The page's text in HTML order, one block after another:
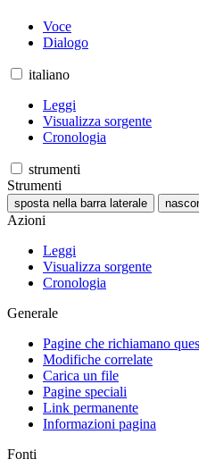
Voce
Dialogo
italiano
Leggi
Visualizza sorgente
Cronologia
strumenti
Strumenti
sposta nella barra laterale
Azioni
Leggi
Visualizza sorgente
Cronologia
Generale
Pagine che richiamano
Modifiche correlate
Carica un file
Pagine speciali
Link permanente
Informazioni pagina
Fonti